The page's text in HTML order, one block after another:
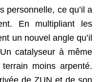
personnelle, ce qu’il a
En multipliant les
un nouvel angle qu’il
catalyseur à même
moins arpenté.
de ZUN et de son